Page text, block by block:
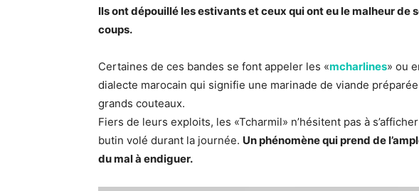
Ils ont dépouillé les estivants et ceux qui ont eu le malheur de
coups.
Certaines de ces bandes se font appeler les «mcharlines» ou
dialecte marocain qui signifie une marinade de viande
grands couteaux.
Fiers de leurs exploits, les «Tcharmil» n’hésitent pas à
butin volé durant la journée. Un phénomène qui prend de
du mal à endiguer.